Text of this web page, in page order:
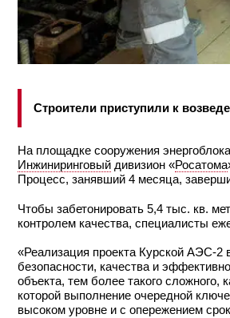
Строители приступили к
На площадке сооружения
Инжиниринговый дивизион «Росатома
Процесс, занявший 4 месяца,
Чтобы забетонировать 5,4 тыс. кв.
контролем качества, специалисты
«Реализация проекта Курской АЭС-
безопасности, качества и
объекта, тем более такого
которой выполнение очередной
высоком уровне и с опережением